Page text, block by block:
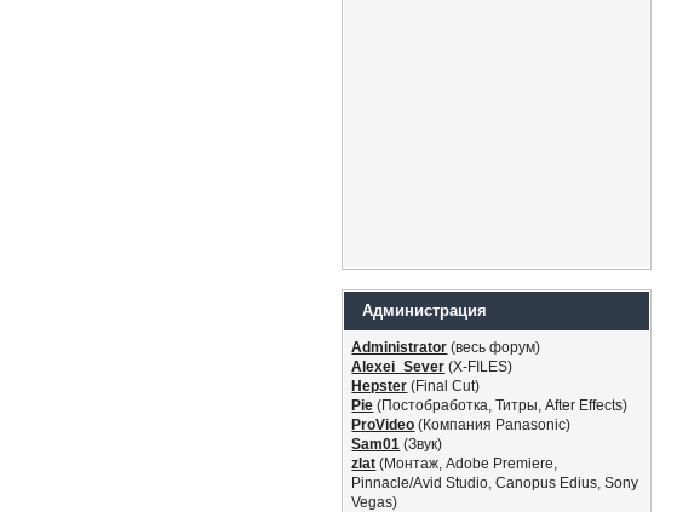
Администрация
Administrator (весь форум)
Alexei_Sever (Х-FILES)
Hepster (Final Cut)
Pie (Постобработка, Титры, After Effects)
ProVideo (Компания Panasonic)
Sam01 (Звук)
zlat (Монтаж, Adobe Premiere,
Pinnacle/Avid Studio, Canopus Edius, Sony
Vegas)